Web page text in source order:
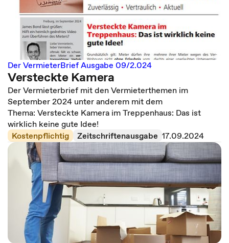
Der VermieterBrief Ausgabe 09/2.024
Versteckte Kamera
Der Vermieterbrief mit den Vermieterthemen im
September 2024 unter anderem mit dem
Thema: Versteckte Kamera im Treppenhaus: Das ist
wirklich keine gute Idee!
Kostenpflichtig
Zeitschriftenausgabe 17.09.2024